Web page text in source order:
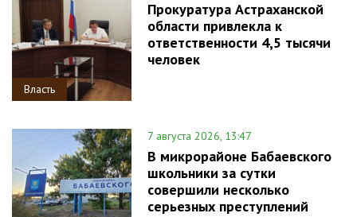
Власть
Прокуратура Астраханской
области привлекла к
ответственности 4,5 тысячи
человек
7 августа 2026, 13:47
В микрорайоне Бабаевского
школьники за сутки
совершили несколько
серьезных преступлений